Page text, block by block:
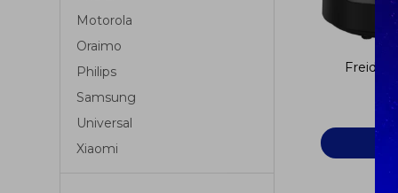
Motorola
Oraimo
Philips
Samsung
Universal
Xiaomi